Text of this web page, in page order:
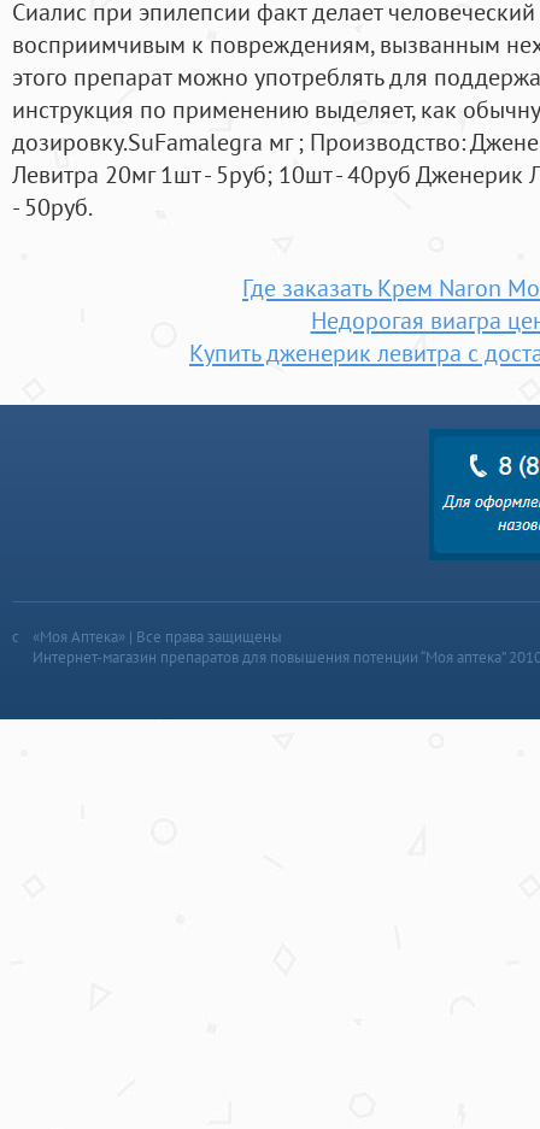
Сиалис при эпилепсии факт делает
восприимчивым к повреждениям, вызванным
этого препарат можно употреблять для
инструкция по применению выделяет, как
дозировку.SuFamalegra мг ; Производство:
Левитра 20мг 1шт - 5руб; 10шт - 40руб Дженерик
- 50руб.
Где заказать Крем Naron
Недорогая виагра
Купить дженерик левитра с
«Моя Аптека» | Все права защищены
Интернет-магазин препаратов для повышения потенции “Моя аптека”